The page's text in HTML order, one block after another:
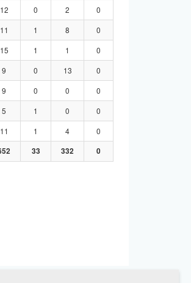
12 0 2
0
11 1 8
0
15 1 1
0
9 0 13
0
9 0 0
0
5 1 0
0
11 1 4
0
33 332 0